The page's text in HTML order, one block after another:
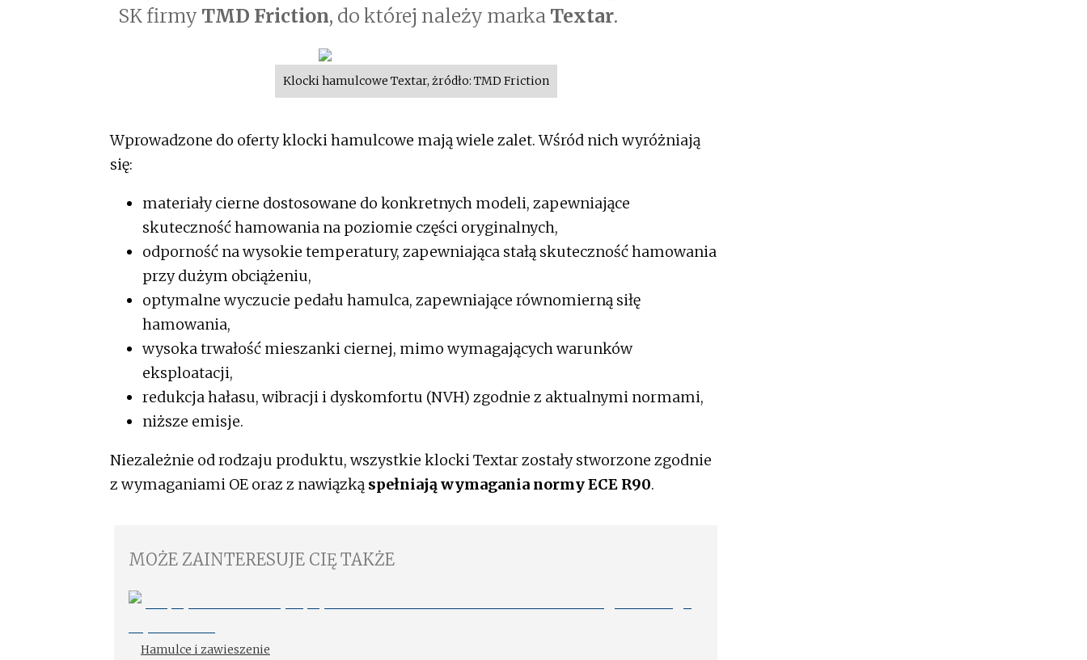
SK firmy TMD Friction, do której należy marka Textar.
Klocki hamulcowe Textar, żródło: TMD Friction
Wprowadzone do oferty klocki hamulcowe mają wiele zalet. Wśród nich wyróżniają
się:
materiały cierne dostosowane do konkretnych modeli, zapewniające
skuteczność hamowania na poziomie części oryginalnych,
odporność na wysokie temperatury, zapewniająca stałą skuteczność hamowania
przy dużym obciążeniu,
optymalne wyczucie pedału hamulca, zapewniające równomierną siłę
hamowania,
wysoka trwałość mieszanki ciernej, mimo wymagających warunków
eksploatacji,
redukcja hałasu, wibracji i dyskomfortu (NVH) zgodnie z aktualnymi normami,
niższe emisje.
Niezależnie od rodzaju produktu, wszystkie klocki Textar zostały stworzone zgodnie
z wymaganiami OE oraz z nawiązką spełniają wymagania normy ECE R90.
MOŻE ZAINTERESUJE CIĘ TAKŻE
Hamulce i zawieszenie